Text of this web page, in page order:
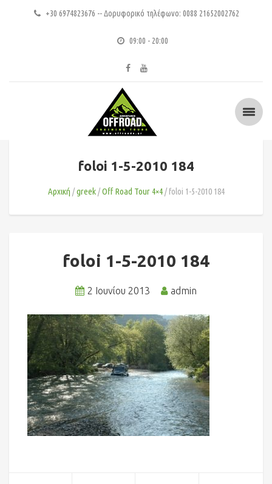
+30 6974823676 -- Δορυφορικό τηλέφωνο: 0088 21652002762
09:00 - 20:00
foloi 1-5-2010 184
Αρχική greek Οff Road Tour 4×4 foloi 1-5-2010 184
foloi 1-5-2010 184
2 Ιουνίου 2013 admin